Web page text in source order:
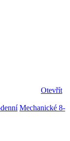
Otevřít
Mechanické 8-